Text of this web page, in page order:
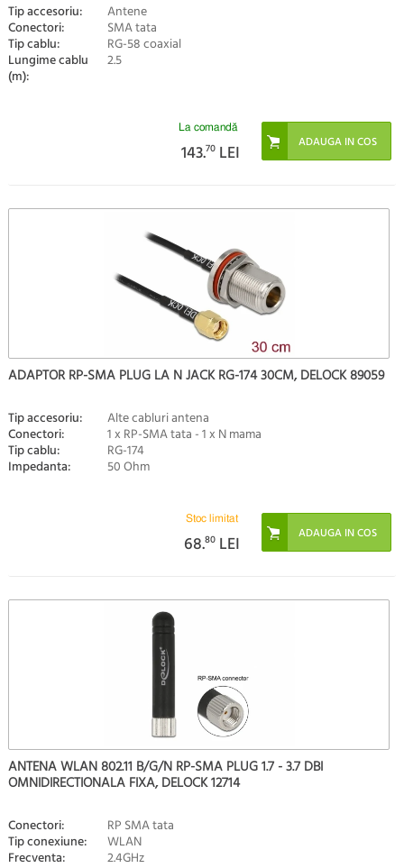
Tip accesoriu: Antene
Conectori: SMA tata
Tip cablu: RG-58 coaxial
Lungime cablu
(m):
2.5
La comandă
143.70 LEI
ADAPTOR RP-SMA PLUG LA N JACK RG-174 30CM, DELOCK 89059
Tip accesoriu: Alte cabluri antena
Conectori: 1 x RP-SMA tata - 1 x N mama
Tip cablu: RG-174
Impedanta: 50 Ohm
Stoc limitat
68.80 LEI
ANTENA WLAN 802.11 B/G/N RP-SMA PLUG 1.7 - 3.7 DBI
OMNIDIRECTIONALA FIXA, DELOCK 12714
Conectori: RP SMA tata
Tip conexiune: WLAN
Frecventa: 2.4GHz